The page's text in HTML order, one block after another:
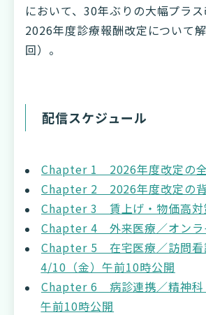
において、30年ぶりの大幅プラ
2026年度診療報酬改定について
回）。
配信スケジュール
Chapter 1 2026年度改定の
Chapter 2 2026年度改定の
Chapter 3 賃上げ・物価高対
Chapter 4 外来医療／オンラ
Chapter 5 在宅医療／訪問看
4/10（金）午前10時公開
Chapter 6 病診連携／精神科
午前10時公開